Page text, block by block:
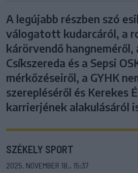
A legújabb részben szó
válogatott kudarcáról, a
kárörvendő hangneméről,
Csíkszereda és a Sepsi
mérkőzéseiről, a GYHK
szerepléséről és Kerekes
karrierjének alakulásáról
SZÉKELY SPORT
2025. NOVEMBER 18., 15:37